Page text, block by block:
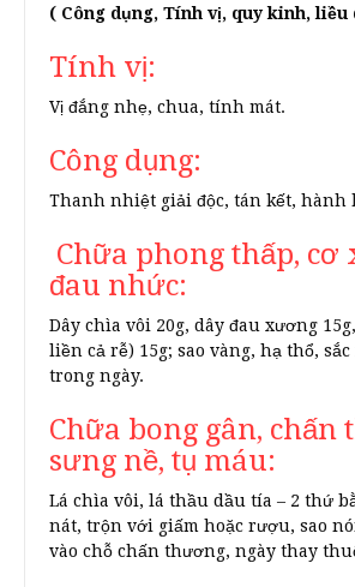
( Công dụng, Tính vị, quy kinh,
Tính vị:
Vị đắng nhẹ, chua, tính mát.
Công dụng:
Thanh nhiệt giải độc, tán kết, hành
Chữa phong thấp, cơ
đau nhức:
Dây chìa vôi 20g, dây đau xương
liền cả rễ) 15g; sao vàng, hạ thổ,
trong ngày.
Chữa bong gân, chấn
sưng nề, tụ máu:
Lá chìa vôi, lá thầu dầu tía – 2 thứ
nát, trộn với giấm hoặc rượu, sao
vào chỗ chấn thương, ngày thay